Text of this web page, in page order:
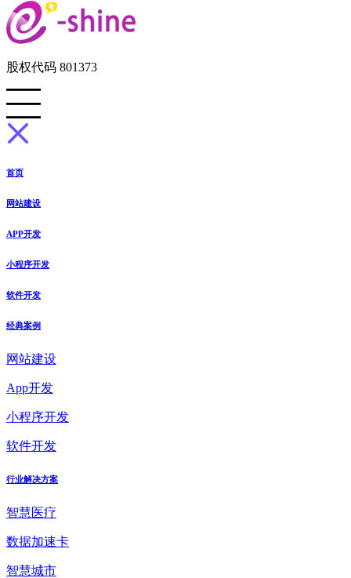
股权代码 801373
首页
网站建设
APP开发
小程序开发
软件开发
经典案例
网站建设
App开发
小程序开发
软件开发
行业解决方案
智慧医疗
数据加速卡
智慧城市